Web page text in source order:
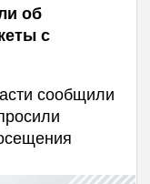
об
с
сообщили